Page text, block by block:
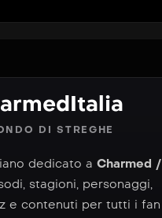
DI STREGHE
dedicato a Charmed /
stagioni, personaggi,
e contenuti per tutti i fan